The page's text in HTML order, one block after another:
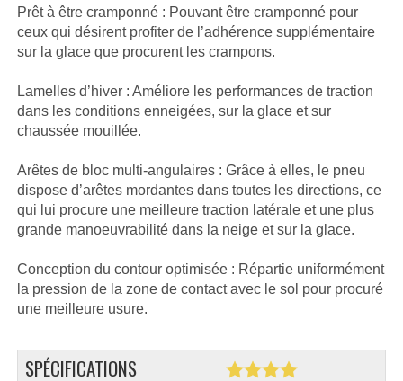
Prêt à être cramponné : Pouvant être cramponné pour
ceux qui désirent profiter de l’adhérence supplémentaire
sur la glace que procurent les crampons.
Lamelles d’hiver : Améliore les performances de traction
dans les conditions enneigées, sur la glace et sur
chaussée mouillée.
Arêtes de bloc multi-angulaires : Grâce à elles, le pneu
dispose d’arêtes mordantes dans toutes les directions, ce
qui lui procure une meilleure traction latérale et une plus
grande manoeuvrabilité dans la neige et sur la glace.
Conception du contour optimisée : Répartie uniformément
la pression de la zone de contact avec le sol pour procuré
une meilleure usure.
SPÉCIFICATIONS